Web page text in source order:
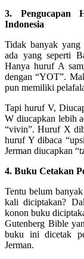
3. Pengucapan
Indonesia
Tidak banyak yang
ada yang seperti
Hanya huruf A
dengan “YOT”.
pun memiliki
Tapi huruf V,
W diucapkan lebih
“vivin”. Huruf X
huruf Y dibaca
Jerman diucapkan
4. Buku Cetakan
Tentu belum
kali diciptakan?
konon buku
Gutenberg Bible
buku ini dicetak
Jerman.